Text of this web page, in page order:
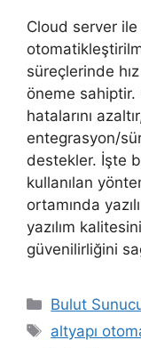
Cloud server ile
süreçlerinde
öneme sahiptir.
hatalarını
entegrasyon/
destekler. İşte
kullanılan
ortamında
yazılım
güvenilirliğini
Kategoriler
Bulut
Etiketler
altyapı